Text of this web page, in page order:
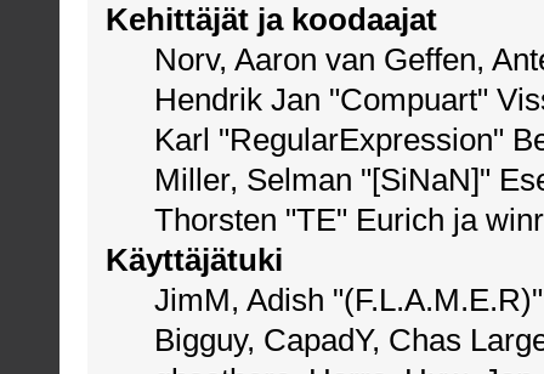
Kehittäjät ja koodaajat
Norv, Aaron van Geffen,
Hendrik Jan "Compuart"
Karl "RegularExpression"
Miller, Selman "[SiNaN]"
Thorsten "TE" Eurich ja
Käyttäjätuki
JimM, Adish
Bigguy, CapadY, Chas